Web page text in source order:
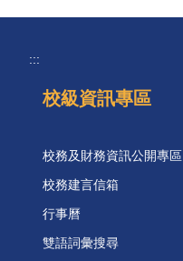
:::
校級資訊專區
校務及財務資訊公開專區
校務建言信箱
行事曆
雙語詞彙搜尋